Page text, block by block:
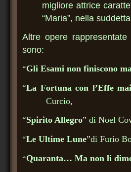
migliore attrice
“Maria”, nella
Altre opere
sono:
“Gli Esami non finiscono
“La Fortuna con l’Effe
Curcio,
“Spirito Allegro” di Noel
“Le Ultime Lune”di Furio
“Quaranta… Ma non li